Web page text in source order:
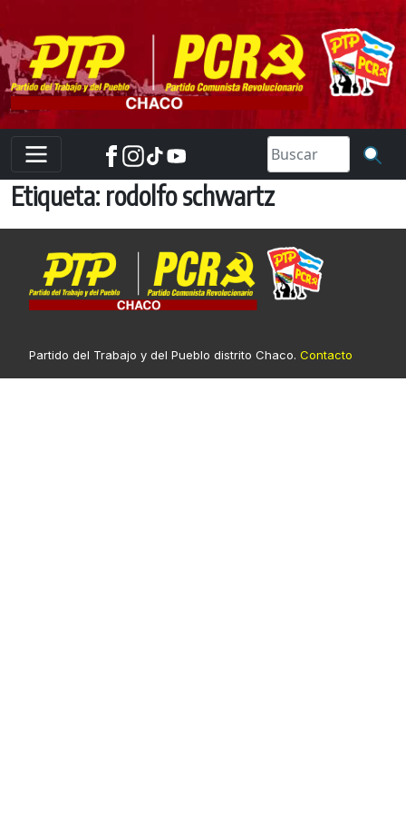
to
content
Etiqueta:rodolfo schwartz
Partido del Trabajo y del Pueblo distrito Chaco. Contacto